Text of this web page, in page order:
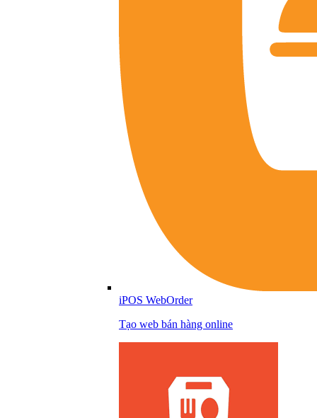
iPOS WebOrder
Tạo web bán hàng online